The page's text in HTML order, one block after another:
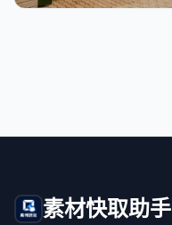
素材快取助手